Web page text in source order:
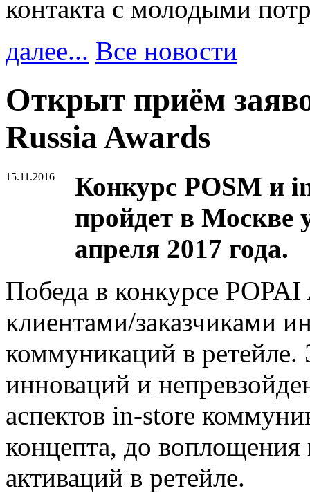
контакта с молодыми
далее... Все новости
Открыт приём
Russia Awards
15.11.2016
Конкурс POSM и
пройдет в Москве
апреля 2017 года.
Победа в конкурсе
клиентами/заказчиками
коммуникаций в ретейле.
инноваций и
аспектов in-store
концепта, до воплощения
активаций в ретейле.